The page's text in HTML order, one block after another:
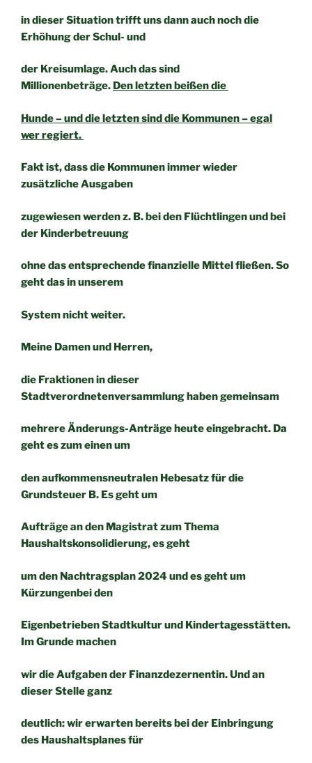
in dieser Situation trifft uns dann auch noch die
Erhöhung der Schul- und
der Kreisumlage. Auch das sind
Millionenbeträge. Den letzten beißen die
Hunde – und die letzten sind die Kommunen – egal
wer regiert.
Fakt ist, dass die Kommunen immer wieder
zusätzliche Ausgaben
zugewiesen werden z. B. bei den Flüchtlingen und bei
der Kinderbetreuung
ohne das entsprechende finanzielle Mittel fließen. So
geht das in unserem
System nicht weiter.
Meine Damen und Herren,
die Fraktionen in dieser
Stadtverordnetenversammlung haben gemeinsam
mehrere Änderungs-Anträge heute eingebracht. Da
geht es zum einen um
den aufkommensneutralen Hebesatz für die
Grundsteuer B. Es geht um
Aufträge an den Magistrat zum Thema
Haushaltskonsolidierung, es geht
um den Nachtragsplan 2024 und es geht um
Kürzungenbei den
Eigenbetrieben Stadtkultur und Kindertagesstätten.
Im Grunde machen
wir die Aufgaben der Finanzdezernentin. Und an
dieser Stelle ganz
deutlich: wir erwarten bereits bei der Einbringung
des Haushaltsplanes für